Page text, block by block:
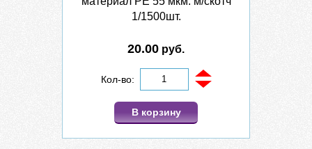
1/1500шт.
20.00 руб.
Кол-во:
В корзину